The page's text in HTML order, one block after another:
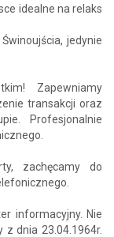
idealne na relaks
jedynie
Zapewniamy
transakcji oraz
Profesjonalnie
zachęcamy do
informacyjny. Nie
dnia 23.04.1964r.